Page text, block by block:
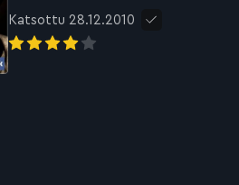
Katsottu 28.12.2010